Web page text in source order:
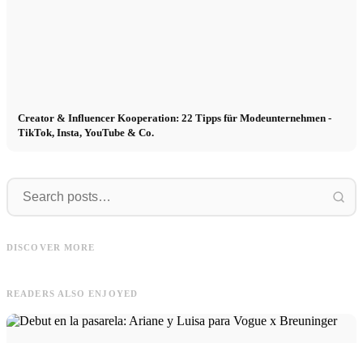
Creator & Influencer Kooperation: 22 Tipps für Modeunternehmen -
TikTok, Insta, YouTube & Co.
DISCOVER MORE
para empresas de moda
READERS ALSO ENJOYED